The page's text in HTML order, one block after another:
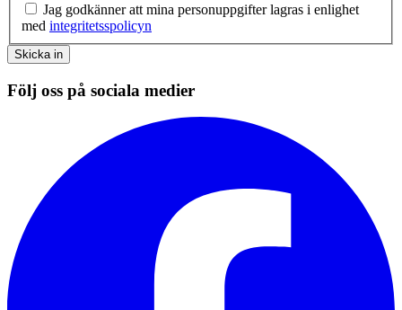
Jag godkänner att mina personuppgifter lagras i enlighet
med integritetsspolicyn
Skicka in
Följ oss på sociala medier